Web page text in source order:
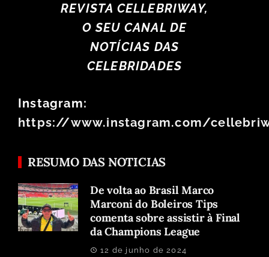
REVISTA CELLEBRIWAY,
O SEU CANAL DE
NOTÍCIAS DAS
CELEBRIDADES
Instagram:
https://www.instagram.com/
RESUMO DAS NOTICIAS
De volta ao Brasil Marco
Marconi do Boleiros Tips
comenta sobre assistir à Final
da Champions League
12 de junho de 2024